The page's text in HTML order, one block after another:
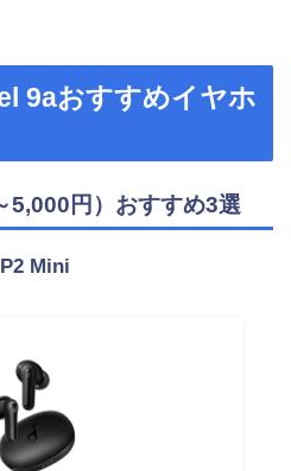
9aおすすめイヤホ
5,000円）おすすめ3選
Mini